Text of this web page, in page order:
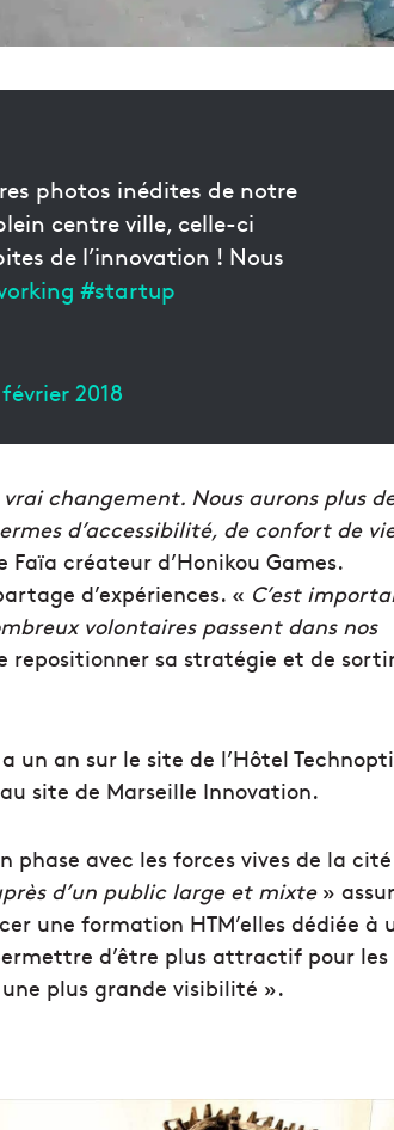
photos inédites de notre
centre ville, celle-ci
de l’innovation ! Nous
#startup
2018
changement. Nous aurons plus
d’accessibilité, de confort de
créateur d’Honikou Games.
d’expériences. « C’est
volontaires passent dans nos
repositionner sa stratégie et de
un an sur le site de l’Hôtel
site de Marseille Innovation.
phase avec les forces vives de la
d’un public large et mixte»
une formation HTM’elles dédiée à
d’être plus attractif pour les
plus grande visibilité ».